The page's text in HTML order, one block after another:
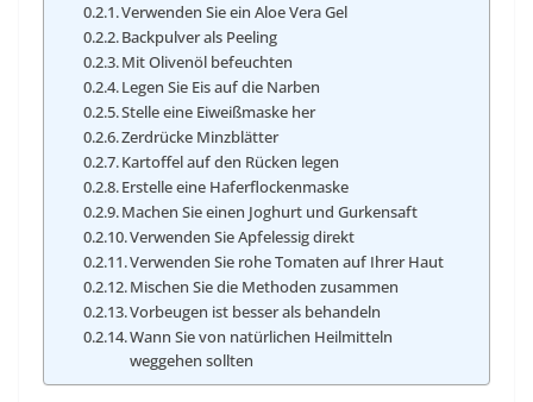
Verwenden Sie ein Aloe Vera Gel
Backpulver als Peeling
Mit Olivenöl befeuchten
Legen Sie Eis auf die Narben
Stelle eine Eiweißmaske her
Zerdrücke Minzblätter
Kartoffel auf den Rücken legen
Erstelle eine Haferflockenmaske
Machen Sie einen Joghurt und Gurkensaft
Verwenden Sie Apfelessig direkt
Verwenden Sie rohe Tomaten auf Ihrer Haut
Mischen Sie die Methoden zusammen
Vorbeugen ist besser als behandeln
Wann Sie von natürlichen Heilmitteln
weggehen sollten